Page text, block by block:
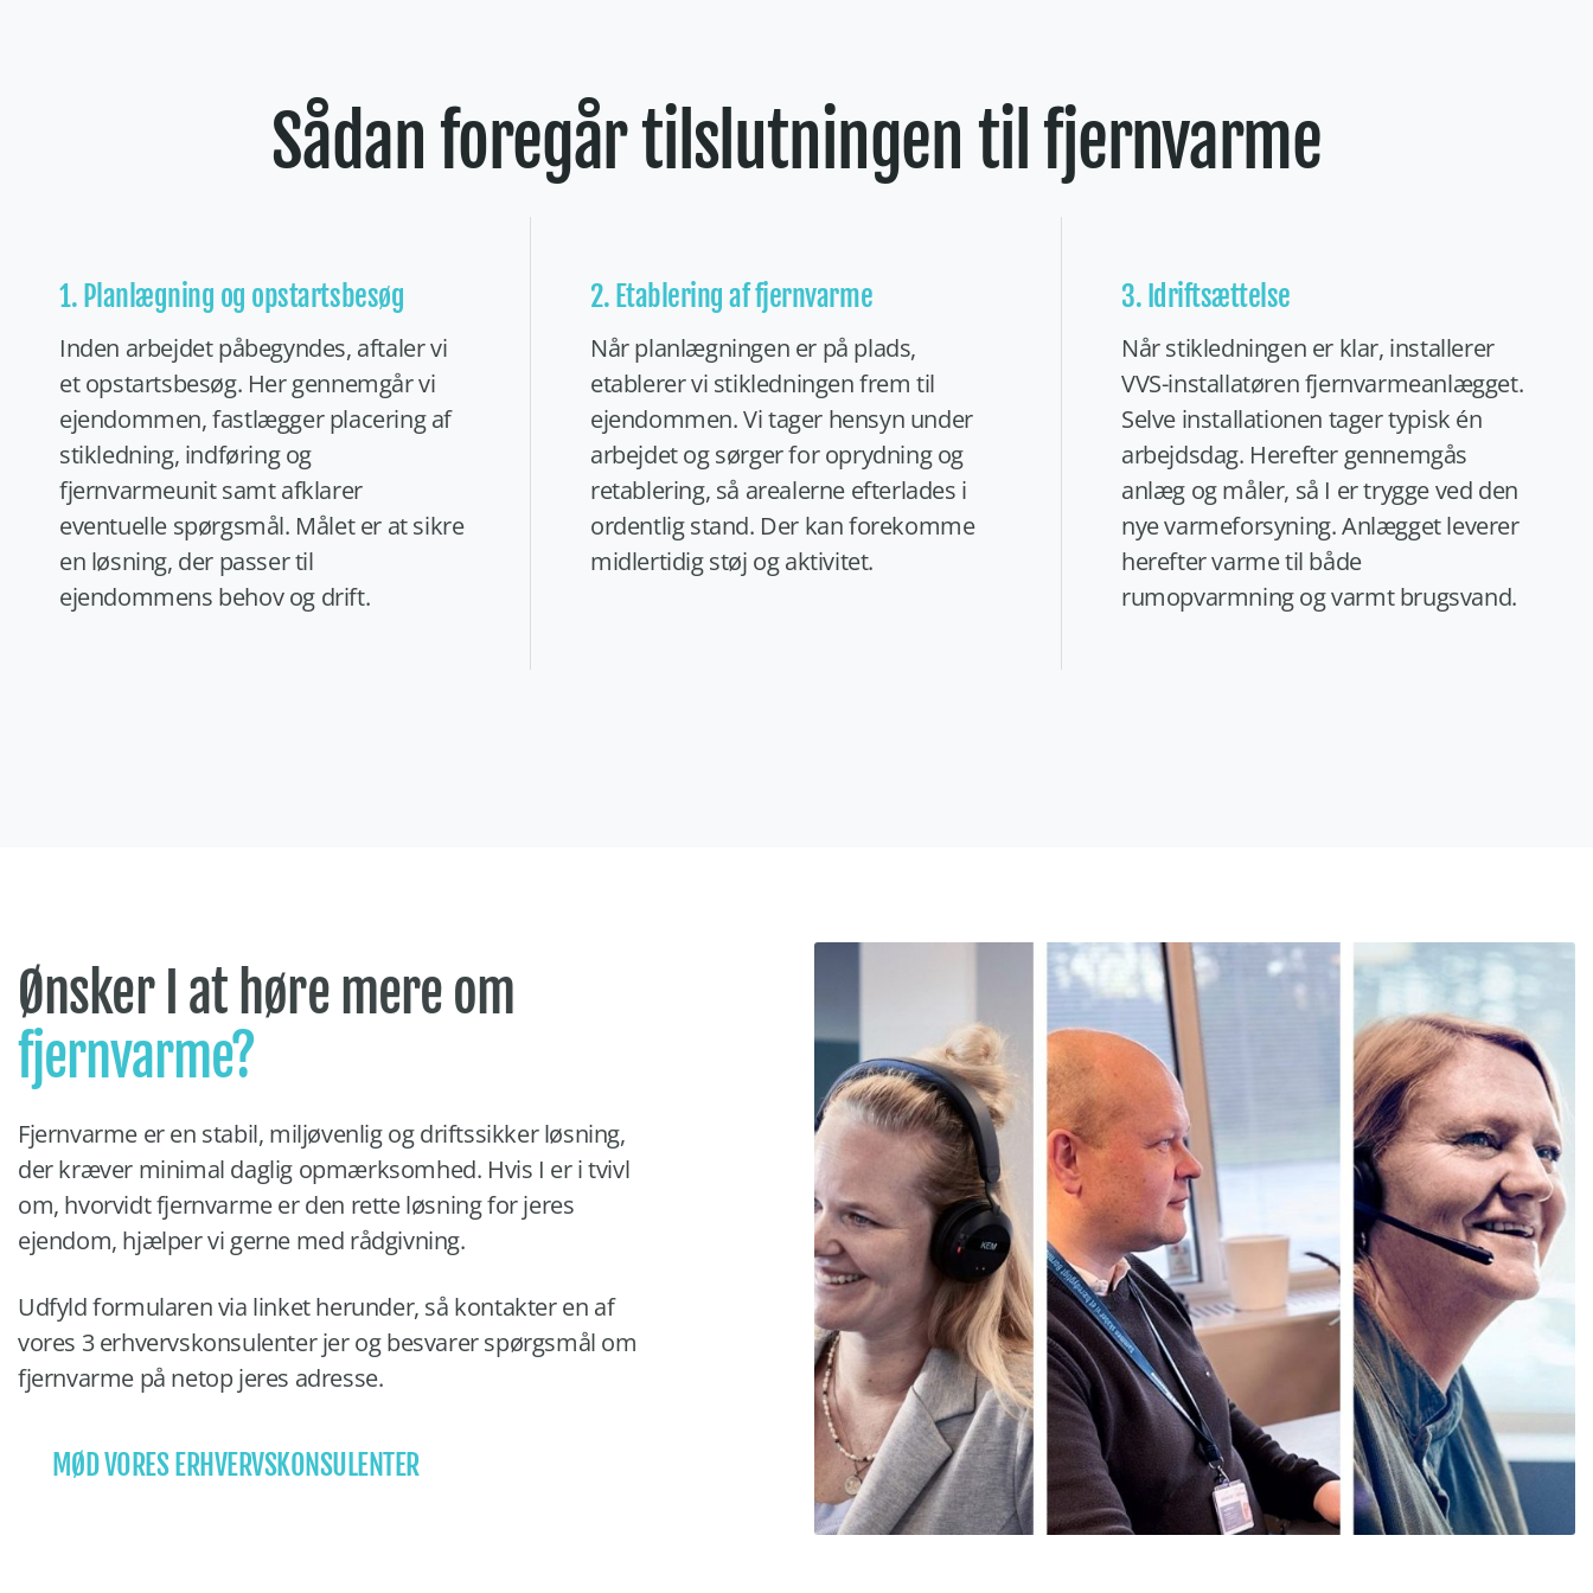
Sådan foregår tilslutningen til fjernvarme
1. Planlægning og opstartsbesøg
Inden arbejdet påbegyndes, aftaler vi
et opstartsbesøg. Her gennemgår vi
ejendommen, fastlægger placering af
stikledning, indføring og
fjernvarmeunit samt afklarer
eventuelle spørgsmål. Målet er at sikre
en løsning, der passer til
ejendommens behov og drift.
2. Etablering af fjernvarme
Når planlægningen er på plads,
etablerer vi stikledningen frem til
ejendommen. Vi tager hensyn under
arbejdet og sørger for oprydning og
retablering, så arealerne efterlades i
ordentlig stand. Der kan forekomme
midlertidig støj og aktivitet.
3. Idriftsættelse
Når stikledningen er klar, installerer
VVS-installatøren fjernvarmeanlægget.
Selve installationen tager typisk én
arbejdsdag. Herefter gennemgås
anlæg og måler, så I er trygge ved den
nye varmeforsyning. Anlægget leverer
herefter varme til både
rumopvarmning og varmt brugsvand.
Ønsker I at høre mere om
fjernvarme?
Fjernvarme er en stabil, miljøvenlig og driftssikker løsning,
der kræver minimal daglig opmærksomhed. Hvis I er i tvivl
om, hvorvidt fjernvarme er den rette løsning for jeres
ejendom, hjælper vi gerne med rådgivning.
Udfyld formularen via linket herunder, så kontakter en af
vores 3 erhvervskonsulenter jer og besvarer spørgsmål om
fjernvarme på netop jeres adresse.
MØD VORES ERHVERVSKONSULENTER